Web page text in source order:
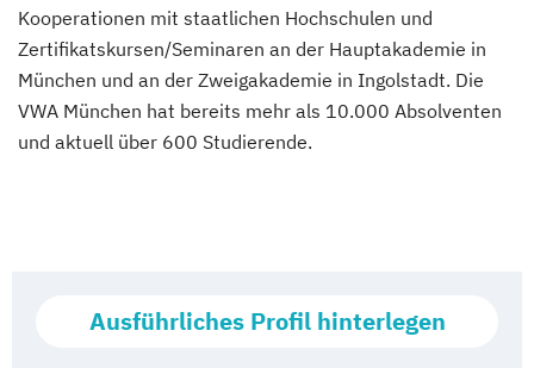
Kooperationen mit staatlichen Hochschulen und
Zertifikatskursen/Seminaren an der Hauptakademie in
München und an der Zweigakademie in Ingolstadt. Die
VWA München hat bereits mehr als 10.000 Absolventen
und aktuell über 600 Studierende.
Ausführliches Profil hinterlegen